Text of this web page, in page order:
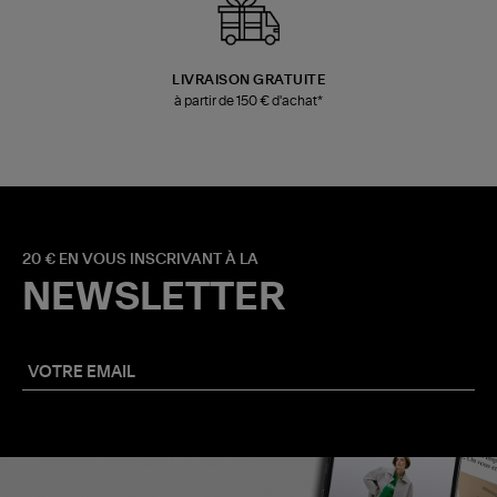
LIVRAISON GRATUITE
à partir de 150 € d'achat*
20 € EN VOUS INSCRIVANT À LA
NEWSLETTER